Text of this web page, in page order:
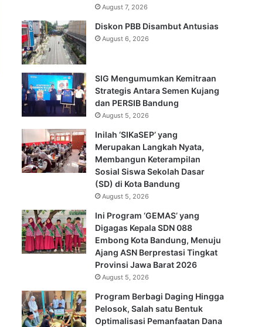
August 7, 2026
Diskon PBB Disambut Antusias
August 6, 2026
SIG Mengumumkan Kemitraan
Strategis Antara Semen Kujang
dan PERSIB Bandung
August 5, 2026
Inilah ‘SIKaSEP’ yang
Merupakan Langkah Nyata,
Membangun Keterampilan
Sosial Siswa Sekolah Dasar
(SD) di Kota Bandung
August 5, 2026
Ini Program ‘GEMAS’ yang
Digagas Kepala SDN 088
Embong Kota Bandung, Menuju
Ajang ASN Berprestasi Tingkat
Provinsi Jawa Barat 2026
August 5, 2026
Program Berbagi Daging Hingga
Pelosok, Salah satu Bentuk
Optimalisasi Pemanfaatan Dana